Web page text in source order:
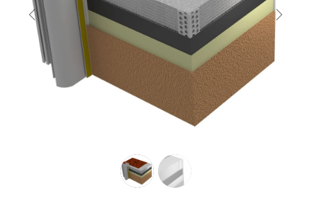
Previous Next